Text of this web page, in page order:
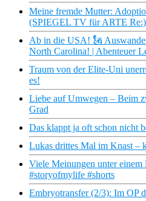
Meine fremde Mutter:
(SPIEGEL TV für ARTE Re:)
Ab in die USA! 🗽
North Carolina! | Abenteuer
Traum von der Elite-Uni
es!
Liebe auf Umwegen – Beim
Grad
Das klappt ja oft schon nicht
Lukas drittes Mal im Knast –
Viele Meinungen unter
#storyofmylife #shorts
Embryotransfer (2/3): Im OP